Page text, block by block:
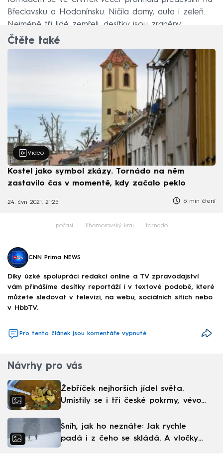
Břeclavsku a Hodonínsku. Ničila domy, auta i zeleň.
Nejméně tři lidé zemřeli, desítky jsou zraněny.
Čtěte také
Video
Kostel jako symbol zkázy. Tornádo na něm
zastavilo čas v momentě, kdy začalo peklo
24. čvn 2021, 21:25 6 min čtení
počasí Jihomoravský kraj tornádo
CNN Prima NEWS
Díky úzké spolupráci redakcí online a TV zpravodajství
vám přinášíme desítky reportáží i v textové podobě, které
můžete sledovat v televizi, na webu, sociálních sítích nebo
v HbbTV.
Pro tento článek jsou komentáře vypnuté
Návrhy pro vás
Žebříček nejhorších jídel světa.
Umístily se i tři české pokrmy, vévodí
Sníh, jak ho neznáte: Jak rychle
padá i z čeho se skládá. A vločky